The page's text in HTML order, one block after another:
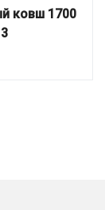
ковш 1700